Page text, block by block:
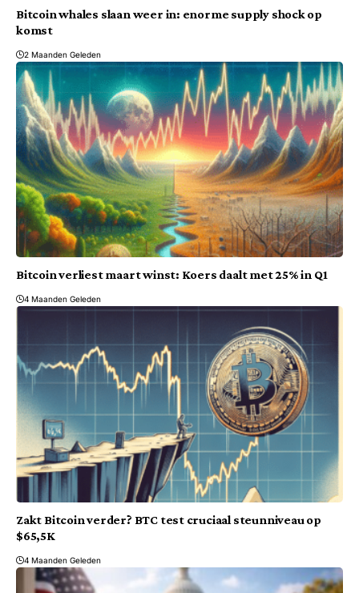
Bitcoin whales slaan weer in: enorme supply shock op
komst
2 Maanden Geleden
Bitcoin verliest maart winst: Koers daalt met 25% in Q1
4 Maanden Geleden
Zakt Bitcoin verder? BTC test cruciaal steunniveau op
$65,5K
4 Maanden Geleden